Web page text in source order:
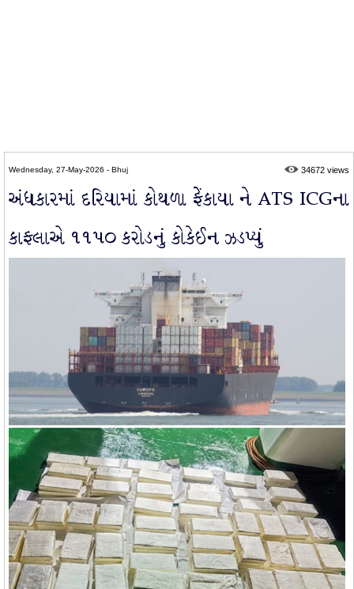
Wednesday, 27-May-2026 - Bhuj 34672 views
અંધકારમાં દરિયામાં કોથળા ફેંકાયા ને ATS ICGના
કાફલાએ ૧૧૫૦ કરોડનું કોકેઈન ઝડપ્યું